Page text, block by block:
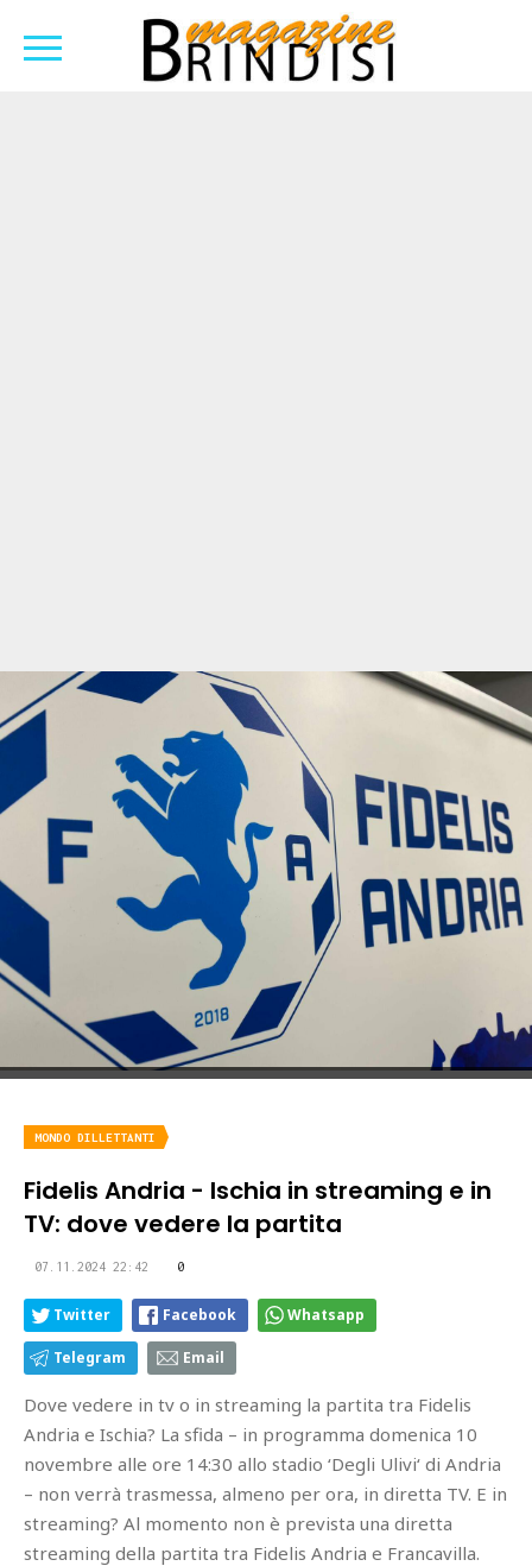
MONDO DILLETTANTI
Fidelis Andria - Ischia in streaming e in
TV: dove vedere la partita
07.11.2024 22:42 0
Twitter Facebook Whatsapp
Telegram Email
Dove vedere in tv o in streaming la partita tra Fidelis
Andria e Ischia? La sfida – in programma domenica 10
novembre alle ore 14:30 allo stadio ‘Degli Ulivi‘ di Andria
– non verrà trasmessa, almeno per ora, in diretta TV. E in
streaming? Al momento non è prevista una diretta
streaming della partita tra Fidelis Andria e Francavilla.